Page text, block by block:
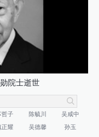
院士逝世
哲子 陈毓川
吴咸中
正耀 吴德馨 孙玉